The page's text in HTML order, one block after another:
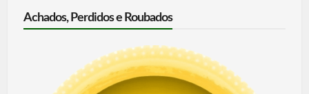
Achados, Perdidos e Roubados